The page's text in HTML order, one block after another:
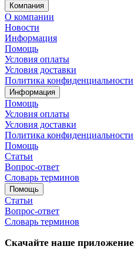
Компания
О компании
Новости
Информация
Помощь
Условия оплаты
Условия доставки
Политика конфиденциальности
Информация
Помощь
Условия оплаты
Условия доставки
Политика конфиденциальности
Помощь
Статьи
Вопрос-ответ
Словарь терминов
Помощь
Статьи
Вопрос-ответ
Словарь терминов
Скачайте наше приложение